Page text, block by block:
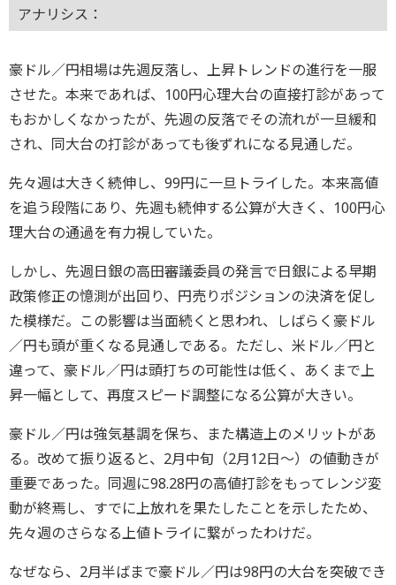
アナリシス：
豪ドル／円相場は先週反落し、上昇トレンドの進行を一服
させた。本来であれば、100円心理大台の直接打診があって
もおかしくなかったが、先週の反落でその流れが一旦緩和
され、同大台の打診があっても後ずれになる見通しだ。
先々週は大きく続伸し、99円に一旦トライした。本来高値
を追う段階にあり、先週も続伸する公算が大きく、100円心
理大台の通過を有力視していた。
しかし、先週日銀の高田審議委員の発言で日銀による早期
政策修正の憶測が出回り、円売りポジションの決済を促し
た模様だ。この影響は当面続くと思われ、しばらく豪ドル
／円も頭が重くなる見通しである。ただし、米ドル／円と
違って、豪ドル／円は頭打ちの可能性は低く、あくまで上
昇一幅として、再度スピード調整になる公算が大きい。
豪ドル／円は強気基調を保ち、また構造上のメリットがあ
る。改めて振り返ると、2月中旬（2月12日～）の値動きが
重要であった。同週に98.28円の高値打診をもってレンジ変
動が終焉し、すでに上放れを果たしたことを示したため、
先々週のさらなる上値トライに繋がったわけだ。
なぜなら、2月半ばまで豪ドル／円は98円の大台を突破でき